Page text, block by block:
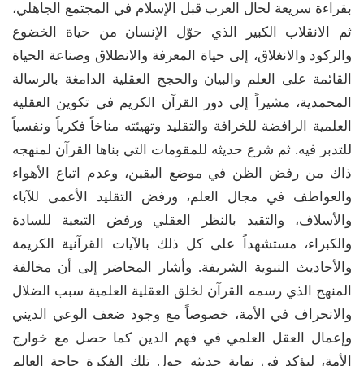
بقراءة سريعة لحال العرب قبل الإسلام في المجتمع الجاهلي،
ثم الانقلاب الكبير الذي حوّل الإنسان من حياة الخضوع
والركود والانغلاق، إلى حياة المعرفة والانطلاق وصناعة الحياة
القائمة على العلم والبيان والحجج العقلية الدامغة بالرسالة
المحمدية، مشيراً إلى دور القرآن الكريم في تكوين العقلية
العلمية الرافضة للخرافة والتقليد وتهيئته مناخاً فكرياً ونفسياً
للتدبر فيه. ثم شرع حديثه للمقومات التي بناها القرآن لمنهجه
ذاك من رفض الظن في موضع اليقين، وعدم اتباع الأهواء
والعواطف في مجال العلم، ورفض التقليد الأعمى للآباء
والأسلاف، والتقيد بالنظر العقلي ورفض التبعية للسادة
والكبراء، مستشهداً على كل ذلك بالآيات القرآنية الكريمة
والأحاديث النبوية الشريفة. وأشار المحاضر إلى أن مخالفة
المنهج الذي رسمه القرآن لخلق العقلية العلمية سبب الضلال
والانحراف في الأمة، خصوصاً مع وجود ضعف الوعي الديني
وإعمال العقل العلمي في فهم الدين كما حصل مع خوارج
الأمة، ليؤكد في نهاية حديثه حول تلك الفكرة حاجة العالم